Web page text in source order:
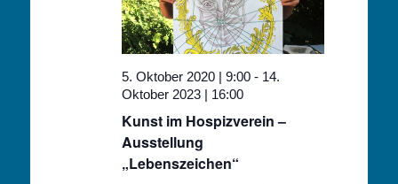
Kunst im Hospizverein –
Ausstellung
„Lebenszeichen“
5. Oktober 2020 | 9:00 - 14.
Oktober 2023 | 16:00